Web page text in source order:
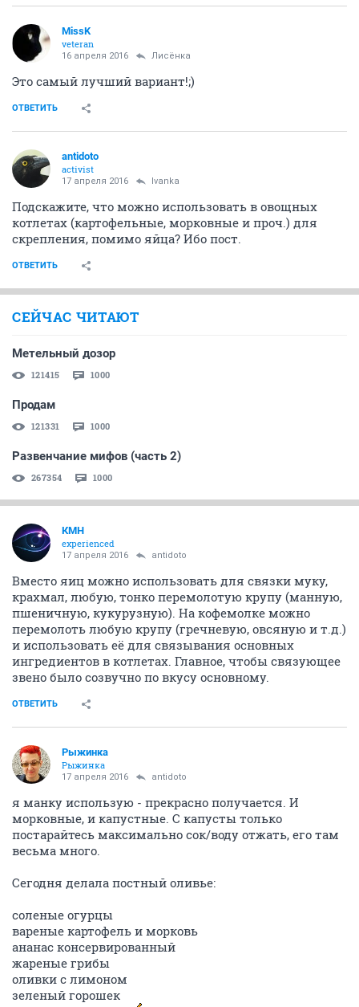
MissK
veteran
16 апреля 2016 Лисёнка
Это самый лучший вариант!;)
ОТВЕТИТЬ
antidoto
activist
17 апреля 2016 Ivanka
Подскажите, что можно использовать в овощных
котлетах (картофельные, морковные и проч.) для
скрепления, помимо яйца? Ибо пост.
ОТВЕТИТЬ
СЕЙЧАС ЧИТАЮТ
Метельный дозор
121415 1000
Продам
121331 1000
Развенчание мифов (часть 2)
267354 1000
КМН
experienced
17 апреля 2016 antidoto
Вместо яиц можно использовать для связки муку,
крахмал, любую, тонко перемолотую крупу (манную,
пшеничную, кукурузную). На кофемолке можно
перемолоть любую крупу (гречневую, овсяную и т.д.)
и использовать её для связывания основных
ингредиентов в котлетах. Главное, чтобы связующее
звено было созвучно по вкусу основному.
ОТВЕТИТЬ
Рыжинка
Рыжинка
17 апреля 2016 antidoto
я манку использую - прекрасно получается. И
морковные, и капустные. С капусты только
постарайтесь максимально сок/воду отжать, его там
весьма много.
Сегодня делала постный оливье:
соленые огурцы
вареные картофель и морковь
ананас консервированный
жареные грибы
оливки с лимоном
зеленый горошек